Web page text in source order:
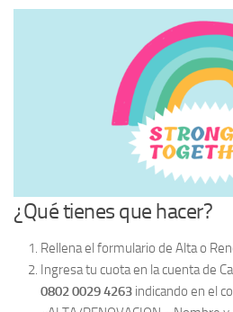
¿Qué tienes que hacer?
Rellena el formulario de Alta o
Ingresa tu cuota en la cuenta de
0802 0029 4263 indicando en el